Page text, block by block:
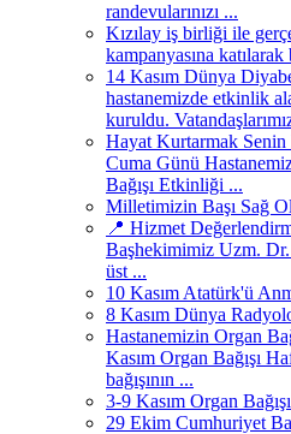
randevularınızı ...
Kızılay iş birliği ile
kampanyasına
14 Kasım Dünya
hastanemizde etkinlik
kuruldu.
Hayat Kurtarmak
Cuma Günü
Bağışı Etkinliği ...
Milletimizin Başı Sağ
📍 Hizmet
Başhekimimiz Uzm.
üst ...
10 Kasım Atatürk'ü
8 Kasım Dünya
Hastanemizin Organ
Kasım Organ Bağışı
bağışının ...
3-9 Kasım Organ
29 Ekim Cumhuriyet